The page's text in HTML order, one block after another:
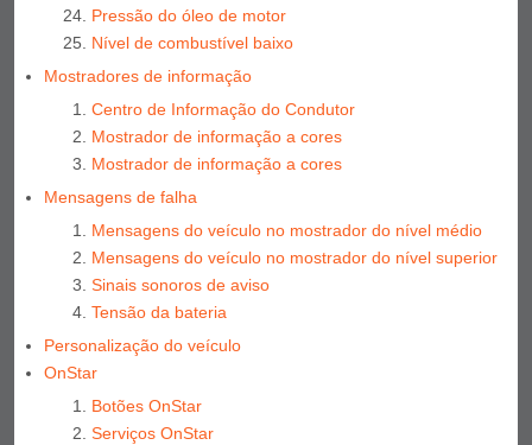
Pressão do óleo de motor
Nível de combustível baixo
Mostradores de informação
Centro de Informação do Condutor
Mostrador de informação a cores
Mostrador de informação a cores
Mensagens de falha
Mensagens do veículo no mostrador do nível médio
Mensagens do veículo no mostrador do nível superior
Sinais sonoros de aviso
Tensão da bateria
Personalização do veículo
OnStar
Botões OnStar
Serviços OnStar